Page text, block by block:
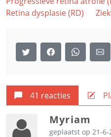
Retina dysplasie (RD)
41 reacties
Myriam
geplaatst op 21-6-